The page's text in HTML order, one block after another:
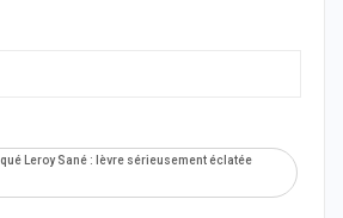
Leroy Sané : lèvre sérieusement éclatée